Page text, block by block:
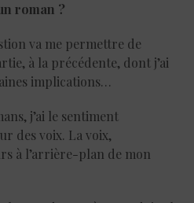
roman ?
va me permettre de
à la précédente, dont j’ai
implications…
j’ai le sentiment
des voix. La voix,
à l’arrière-plan de mon